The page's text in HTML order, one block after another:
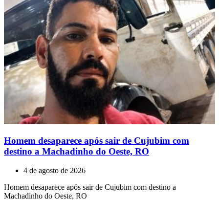
Homem desaparece após sair de Cujubim com
destino a Machadinho do Oeste, RO
4 de agosto de 2026
Homem desaparece após sair de Cujubim com destino a
Machadinho do Oeste, RO